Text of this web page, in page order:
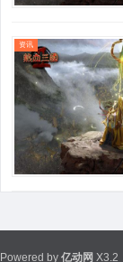
资讯
Powered by 亿动网 X3.2